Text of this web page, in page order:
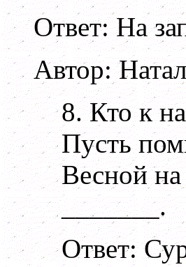
Ответ: На
Автор:
8. Кто к
Пусть
Весной на
_______.
Ответ: